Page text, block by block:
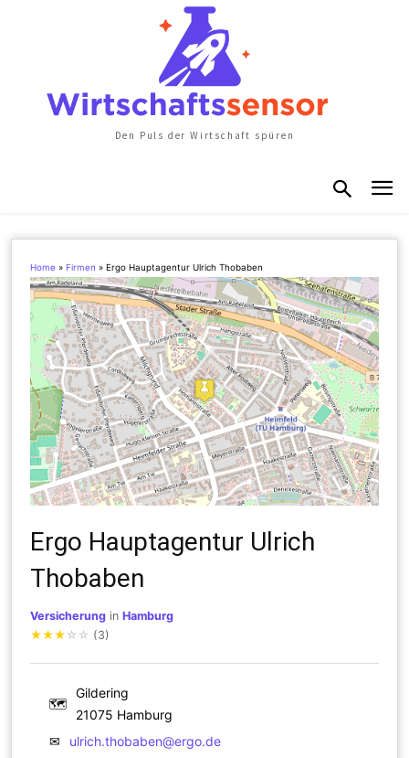
Den Puls der Wirtschaft spüren
Home » Firmen »Ergo Hauptagentur Ulrich Thobaben
Ergo Hauptagentur Ulrich
Thobaben
Versicherung inHamburg
★★★ ☆ ☆ (3)
🗺
Gildering
21075 Hamburg
✉
ulrich.thobaben@ergo.de